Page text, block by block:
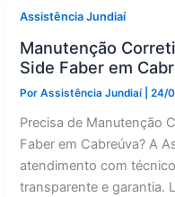
em
Jundiaí
Assistência
Jundiaí
Assistência Jundiaí
Manutenção
Side Faber em
PorAssistência Jundiaí |24/
Precisa de Manutenção
Faber em Cabreúva? A
atendimento com
transparente e garantia.